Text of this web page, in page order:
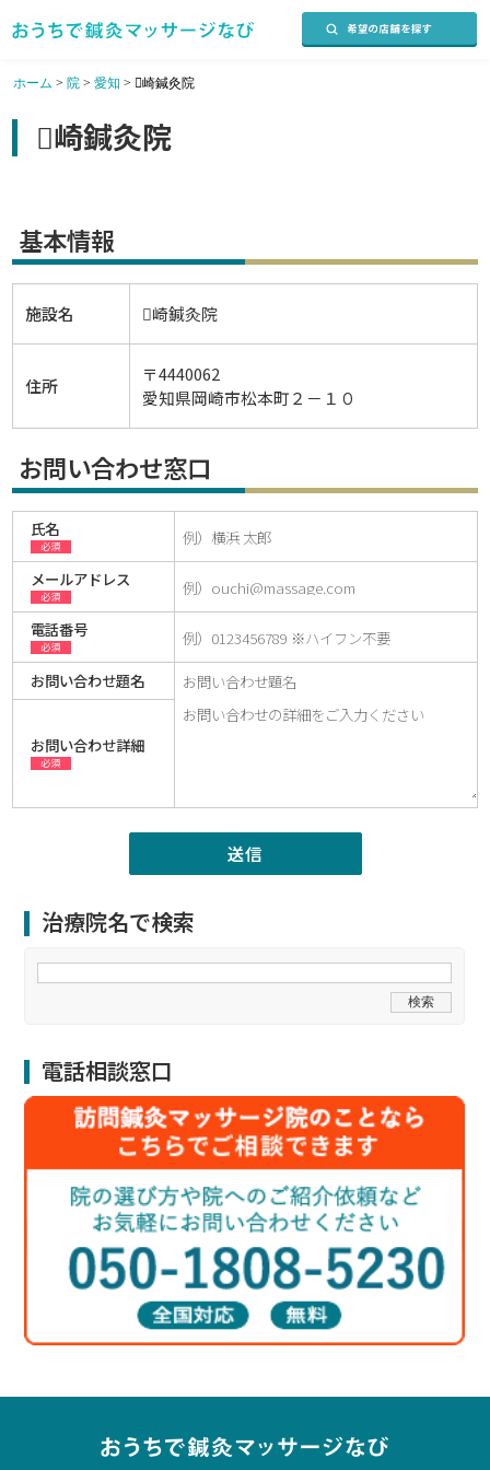
ホーム > 院> 愛知 > 崎鍼灸院
崎鍼灸院
基本情報
施設名 崎鍼灸院
住所
〒4440062
愛知県岡崎市松本町２－１０
お問い合わせ窓口
氏名
必須
メールアドレス
必須
電話番号
必須
お問い合わせ題名
お問い合わせ詳細
必須
治療院名で検索
電話相談窓口